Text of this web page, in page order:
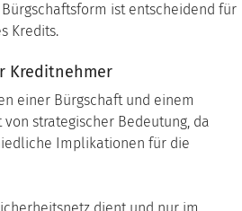
ist entscheidend für
Kredits.
Kreditnehmer
einer Bürgschaft und einem
strategischer Bedeutung, da
Implikationen für die